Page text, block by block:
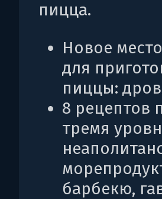
пицца.
Новое
для
пиццы:
8 рецептов
тремя
барбекю,